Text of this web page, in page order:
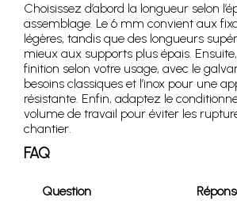
Choisissez d’abord la longueur selon
assemblage. Le 6 mm convient aux
légères, tandis que des longueurs
mieux aux supports plus épais.
finition selon votre usage, avec le
besoins classiques et l’inox pour une
résistante. Enfin, adaptez le
volume de travail pour éviter les
chantier.
FAQ
Question